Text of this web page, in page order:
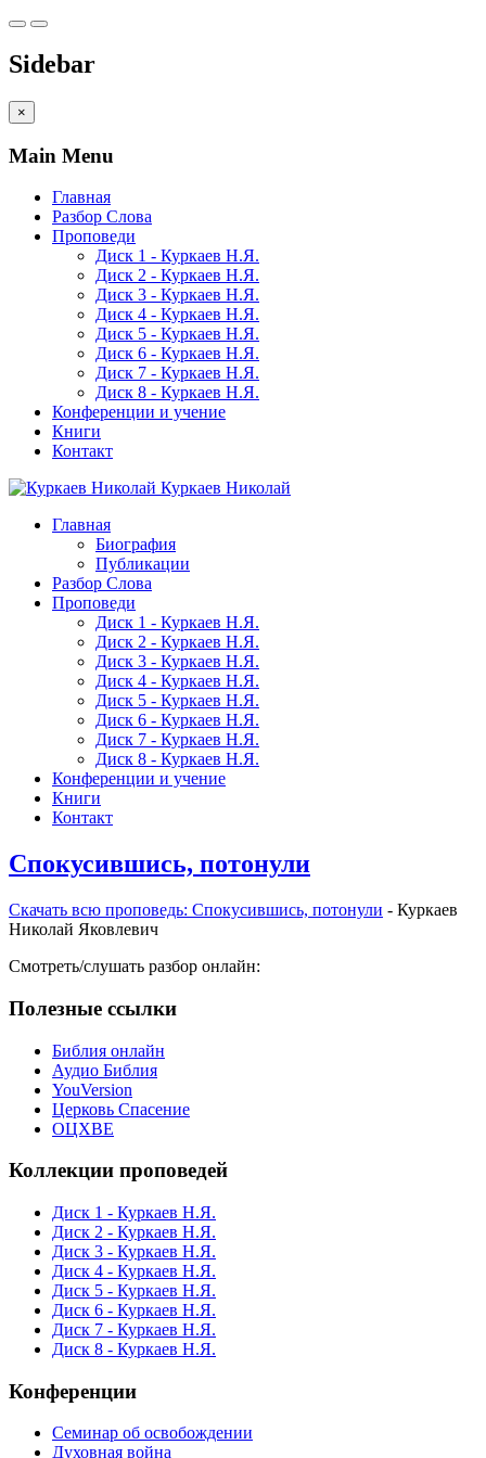
Sidebar
×
Main Menu
Главная
Разбор Слова
Проповеди
Диск 1 - Куркаев Н.Я.
Диск 2 - Куркаев Н.Я.
Диск 3 - Куркаев Н.Я.
Диск 4 - Куркаев Н.Я.
Диск 5 - Куркаев Н.Я.
Диск 6 - Куркаев Н.Я.
Диск 7 - Куркаев Н.Я.
Диск 8 - Куркаев Н.Я.
Конференции и учение
Книги
Контакт
Куркаев Николай
Главная
Биография
Публикации
Разбор Слова
Проповеди
Диск 1 - Куркаев Н.Я.
Диск 2 - Куркаев Н.Я.
Диск 3 - Куркаев Н.Я.
Диск 4 - Куркаев Н.Я.
Диск 5 - Куркаев Н.Я.
Диск 6 - Куркаев Н.Я.
Диск 7 - Куркаев Н.Я.
Диск 8 - Куркаев Н.Я.
Конференции и учение
Книги
Контакт
Спокусившись, потонули
Скачать вcю проповедь: Спокусившись, потонули - Куркаев
Николай Яковлевич
Смотреть/слушать разбор онлайн:
Полезные ссылки
Библия онлайн
Аудио Библия
YouVersion
Церковь Спасение
ОЦХВЕ
Коллекции проповедей
Диск 1 - Куркаев Н.Я.
Диск 2 - Куркаев Н.Я.
Диск 3 - Куркаев Н.Я.
Диск 4 - Куркаев Н.Я.
Диск 5 - Куркаев Н.Я.
Диск 6 - Куркаев Н.Я.
Диск 7 - Куркаев Н.Я.
Диск 8 - Куркаев Н.Я.
Конференции
Семинар об освобождении
Духовная война